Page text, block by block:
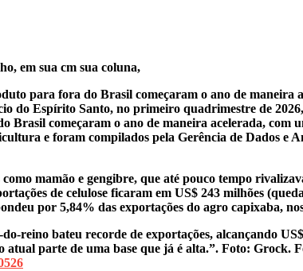
em sua cm sua coluna,
para fora do Brasil começaram o ano de maneira
do Espírito Santo, no primeiro quadrimestre de 2026,
Brasil começaram o ano de maneira acelerada, com
e foram compilados pela Gerência de Dados e
mamão e gengibre, que até pouco tempo
de celulose ficaram em US$ 243 milhões
por 5,84% das exportações do agro capixaba,
reino bateu recorde de exportações, alcançando
atual parte de uma base que já é alta.”. Foto: Grock.